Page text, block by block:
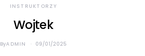
INSTRUKTORZY
Wojtek
ByADMIN 09/01/2025